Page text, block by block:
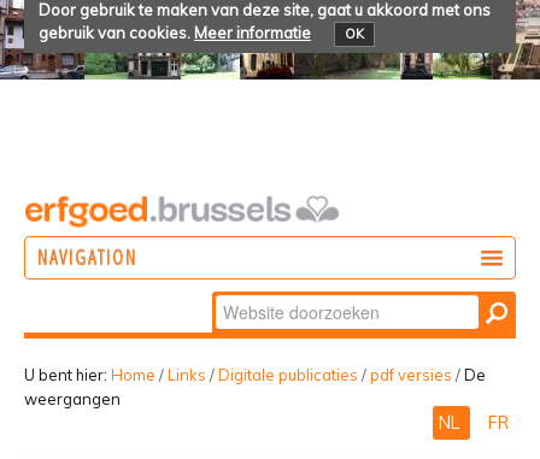
Door gebruik te maken van deze site, gaat u akkoord met ons
gebruik van cookies. Meer informatie OK
NAVIGATION
BELEVEN
Zoek
Geavanceerd
zoeken...
U bent hier: Home /Links /Digitale publicaties /pdf versies /De
weergangen
NL FR